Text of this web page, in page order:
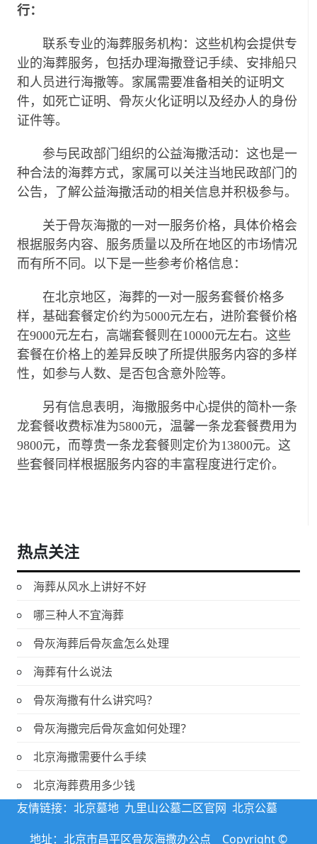
行：
联系专业的海葬服务机构：这些机构会提供专
业的海葬服务，包括办理海撒登记手续、安排船只
和人员进行海撒等。家属需要准备相关的证明文
件，如死亡证明、骨灰火化证明以及经办人的身份
证件等。
参与民政部门组织的公益海撒活动：这也是一
种合法的海葬方式，家属可以关注当地民政部门的
公告，了解公益海撒活动的相关信息并积极参与。
关于骨灰海撒的一对一服务价格，具体价格会
根据服务内容、服务质量以及所在地区的市场情况
而有所不同。以下是一些参考价格信息：
在北京地区，海葬的一对一服务套餐价格多
样，基础套餐定价约为5000元左右，进阶套餐价格
在9000元左右，高端套餐则在10000元左右。这些
套餐在价格上的差异反映了所提供服务内容的多样
性，如参与人数、是否包含意外险等。
另有信息表明，海撒服务中心提供的简朴一条
龙套餐收费标准为5800元，温馨一条龙套餐费用为
9800元，而尊贵一条龙套餐则定价为13800元。这
些套餐同样根据服务内容的丰富程度进行定价。
热点关注
海葬从风水上讲好不好
哪三种人不宜海葬
骨灰海葬后骨灰盒怎么处理
海葬有什么说法
骨灰海撒有什么讲究吗？
骨灰海撒完后骨灰盒如何处理？
北京海撒需要什么手续
北京海葬费用多少钱
友情链接： 北京墓地 九里山公墓二区官网 北京公墓
地址：北京市昌平区骨灰海撒办公点 Copyright ©